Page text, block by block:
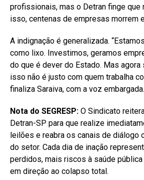
profissionais, mas o Detran finge que
isso, centenas de empresas morrem
A indignação é generalizada.
como lixo. Investimos, geramos
do que é dever do Estado. Mas
isso não é justo com quem trabalha
finaliza Saraiva, com a voz embargada.
Nota do SEGRESP: O Sindicato
Detran-SP para que realize
leilões e reabra os canais de diálogo
do setor. Cada dia de inação
perdidos, mais riscos à saúde
em direção ao colapso total.